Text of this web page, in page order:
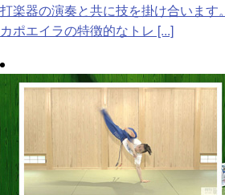
打楽器の演奏と共に技を掛け合います
カポエイラの特徴的なトレ [...]